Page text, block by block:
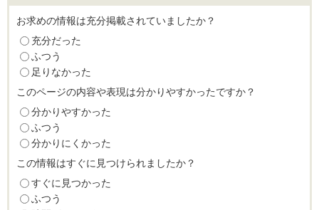
お求めの情報は充分掲載されていましたか？
充分だった
ふつう
足りなかった
このページの内容や表現は分かりやすかったですか？
分かりやすかった
ふつう
分かりにくかった
この情報はすぐに見つけられましたか？
すぐに見つかった
ふつう